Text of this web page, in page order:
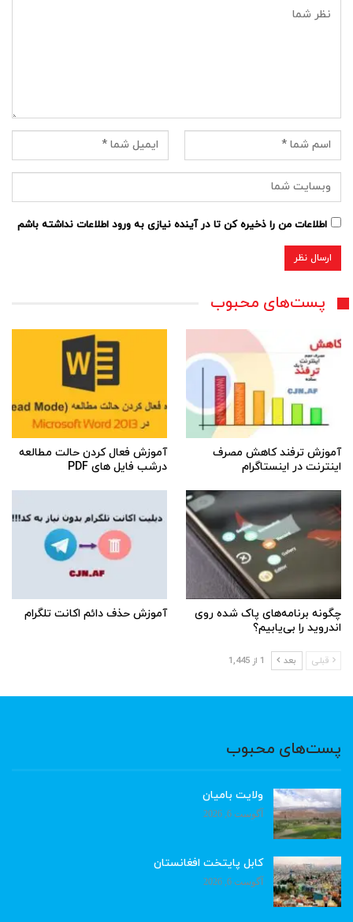
اطلاعات من را ذخیره کن تا در آینده نیازی به ورود اطلاعات نداشته باشم
پست‌های محبوب
آموزش ترفند کاهش مصرف
اینترنت در اینستاگرام
آموزش فعال کردن حالت مطالعه
درشب فایل های PDF
چگونه برنامه‌های پاک شده روی
اندروید را بی‌یابیم؟
آموزش حذف دائم اکانت تلگرام
قبلی بعد 1 از 1,445
پست‌های محبوب
ولایت بامیان
آگوست 6, 2026
کابل پایتخت افغانستان
آگوست 6, 2026